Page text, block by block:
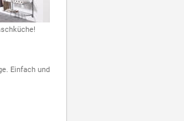
Einfach und